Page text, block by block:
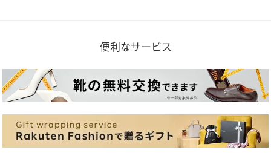
便利なサービス